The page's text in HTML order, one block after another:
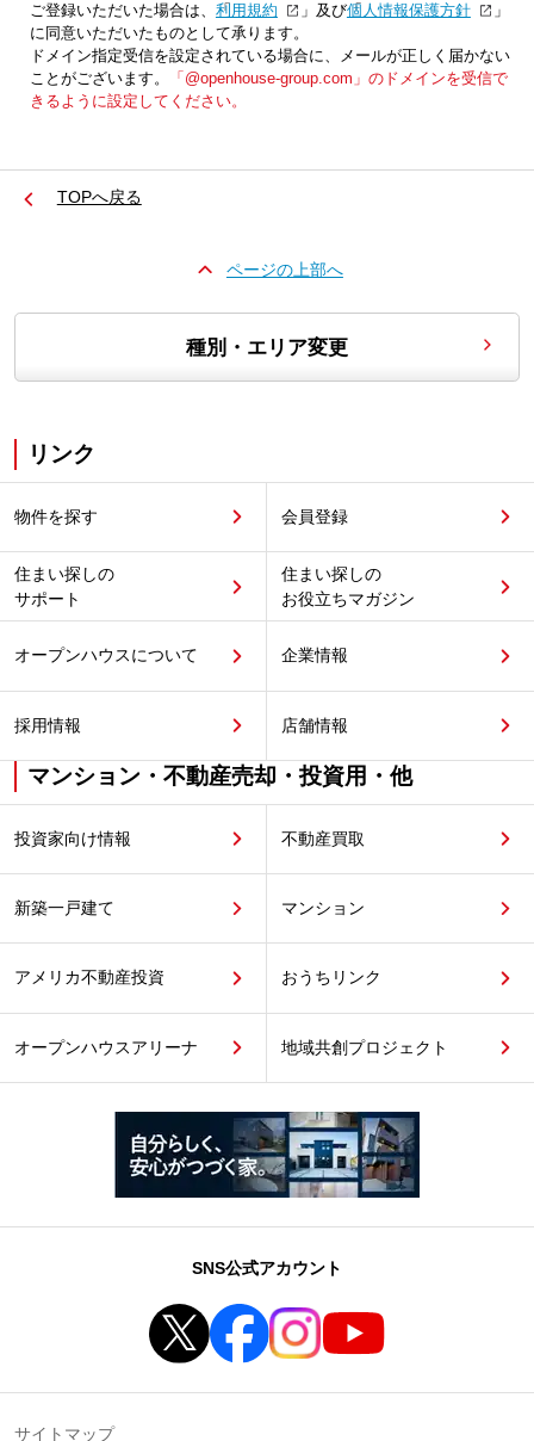
ご登録いただいた場合は、「利用規約 」及び「個人情報保護方針
」
に同意いただいたものとして承ります。
ドメイン指定受信を設定されている場合に、メールが正しく届かない
ことがございます。
「@openhouse-group.com」のドメインを受信で
きるように設定してください。
TOPへ戻る
ページの上部へ
種別・エリア変更
リンク
物件を探す 会員登録
住まい探しの
サポート
住まい探しの
お役立ちマガジン
オープンハウスについて 企業情報
採用情報 店舗情報
マンション・不動産売却・投資用・他
投資家向け情報 不動産買取
新築一戸建て マンション
アメリカ不動産投資 おうちリンク
オープンハウスアリーナ 地域共創プロジェクト
SNS公式アカウント
サイトマップ